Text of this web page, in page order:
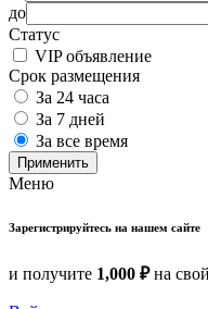
до
Статус
VIP объявление
Срок размещения
За 24 часа
За 7 дней
За все время
Применить
Меню
Зарегистрируйтесь на нашем сайте
и получите 1,000 ₽на